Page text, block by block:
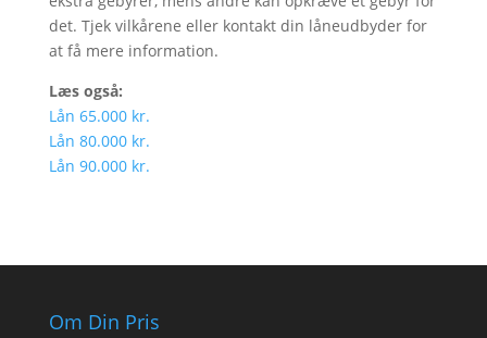
det. Tjek vilkårene eller kontakt din låneudbyder for
at få mere information.
Læs også:
Lån 65.000 kr.
Lån 80.000 kr.
Lån 90.000 kr.
Om Din Pris